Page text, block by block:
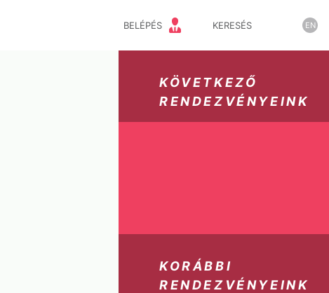
BELÉPÉS KERESÉS EN
KÖVETKEZŐ
RENDEZVÉNYEINK
KORÁBBI
RENDEZVÉNYEINK